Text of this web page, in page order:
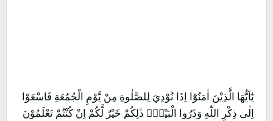
يٰٓاَيُّهَا الَّذِيْنَ اٰمَنُوْٓا اِذَا نُوْدِيَ لِلصَّلٰوةِ مِنْ يَّوْمِ الْجُمُعَةِ فَاسْعَوْا
اِلٰى ذِكْرِ اللّٰهِ وَذَرُوا الْبَيْعَۗ ذٰلِكُمْ خَيْرٌ لَّكُمْ اِنْ كُنْتُمْ تَعْلَمُوْنَ